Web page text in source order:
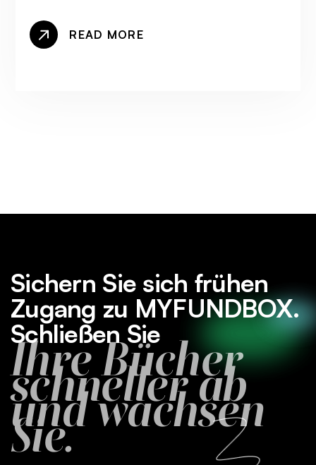
READ MORE
Sichern Sie sich frühen
Zugang zu MYFUNDBOX.
Schließen Sie
Ihre Bücher
schneller ab
und wachsen
Sie.